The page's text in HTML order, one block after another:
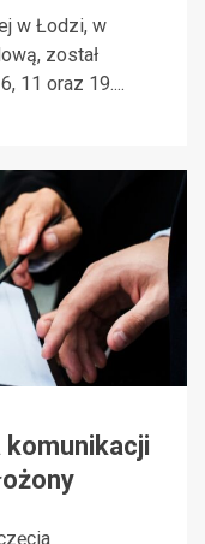
w Łodzi, w
został
11 oraz 19....